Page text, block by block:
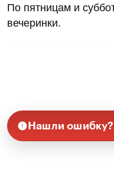
По пятницам и
вечеринки.
Нашли